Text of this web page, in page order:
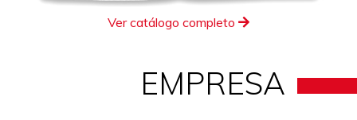
Ver catálogo completo
EMPRESA